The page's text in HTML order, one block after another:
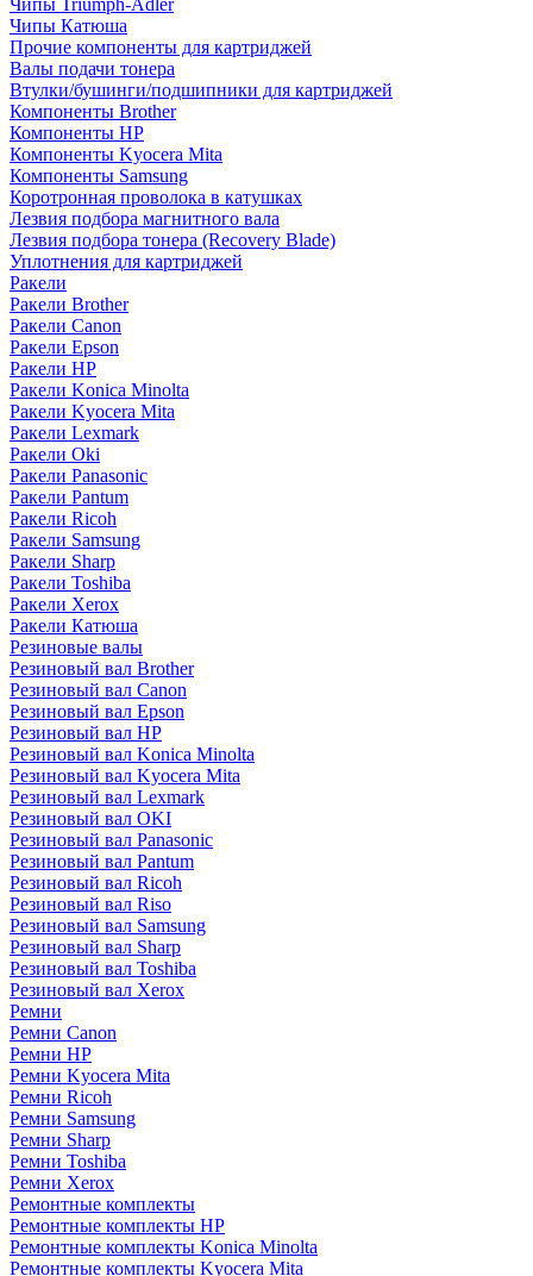
Чипы Triumph-Adler
Чипы Катюша
Прочие компоненты для картриджей
Валы подачи тонера
Втулки/бушинги/подшипники для картриджей
Компоненты Brother
Компоненты HP
Компоненты Kyocera Mita
Компоненты Samsung
Коротронная проволока в катушках
Лезвия подбора магнитного вала
Лезвия подбора тонера (Recovery Blade)
Уплотнения для картриджей
Ракели
Ракели Brother
Ракели Canon
Ракели Epson
Ракели HP
Ракели Konica Minolta
Ракели Kyocera Mita
Ракели Lexmark
Ракели Oki
Ракели Panasonic
Ракели Pantum
Ракели Ricoh
Ракели Samsung
Ракели Sharp
Ракели Toshiba
Ракели Xerox
Ракели Катюша
Резиновые валы
Резиновый вал Brother
Резиновый вал Canon
Резиновый вал Epson
Резиновый вал HP
Резиновый вал Konica Minolta
Резиновый вал Kyocera Mita
Резиновый вал Lexmark
Резиновый вал OKI
Резиновый вал Panasonic
Резиновый вал Pantum
Резиновый вал Ricoh
Резиновый вал Riso
Резиновый вал Samsung
Резиновый вал Sharp
Резиновый вал Toshiba
Резиновый вал Xerox
Ремни
Ремни Canon
Ремни HP
Ремни Kyocera Mita
Ремни Ricoh
Ремни Samsung
Ремни Sharp
Ремни Toshiba
Ремни Xerox
Ремонтные комплекты
Ремонтные комплекты HP
Ремонтные комплекты Konica Minolta
Ремонтные комплекты Kyocera Mita